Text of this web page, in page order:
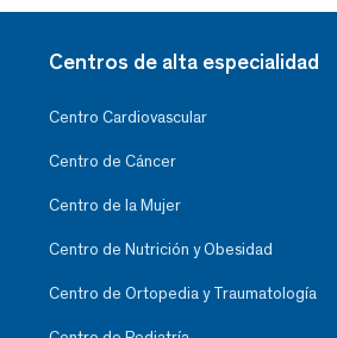
Centros de alta especialidad
Centro Cardiovascular
Centro de Cáncer
Centro de la Mujer
Centro de Nutrición y Obesidad
Centro de Ortopedia y Traumatología